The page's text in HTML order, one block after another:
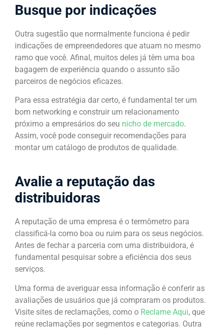
Busque por indicações
Outra sugestão que normalmente funciona é pedir
indicações de empreendedores que atuam no mesmo
ramo que você. Afinal, muitos deles já têm uma boa
bagagem de experiência quando o assunto são
parceiros de negócios eficazes.
Para essa estratégia dar certo, é fundamental ter um
bom networking e construir um relacionamento
próximo a empresários do seu nicho de mercado.
Assim, você pode conseguir recomendações para
montar um catálogo de produtos de qualidade.
Avalie a reputação das
distribuidoras
A reputação de uma empresa é o termômetro para
classificá-la como boa ou ruim para os seus negócios.
Antes de fechar a parceria com uma distribuidora, é
fundamental pesquisar sobre a eficiência dos seus
serviços.
Uma forma de averiguar essa informação é conferir as
avaliações de usuários que já compraram os produtos.
Visite sites de reclamações, como o Reclame Aqui, que
reúne reclamações por segmentos e categorias. Outra